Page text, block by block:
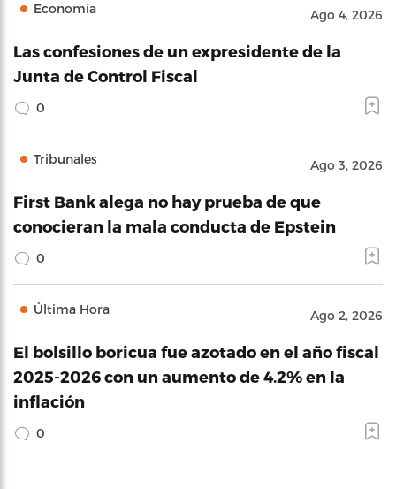
Economía Ago 4, 2026
Las confesiones de un expresidente de la
Junta de Control Fiscal
0
Tribunales Ago 3, 2026
First Bank alega no hay prueba de que
conocieran la mala conducta de Epstein
0
Última Hora Ago 2, 2026
El bolsillo boricua fue azotado en el año fiscal
2025-2026 con un aumento de 4.2% en la
inflación
0